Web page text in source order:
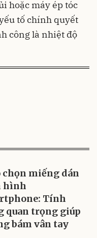
hoặc máy ép tóc
tố chính quyết
công là nhiệt độ
chọn miếng dán
hình
Tính
quan trọng giúp
bám vân tay